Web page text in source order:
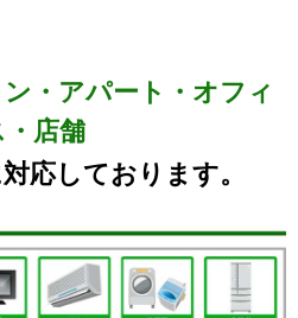
・アパート・オフィ
・店舗
応しております。